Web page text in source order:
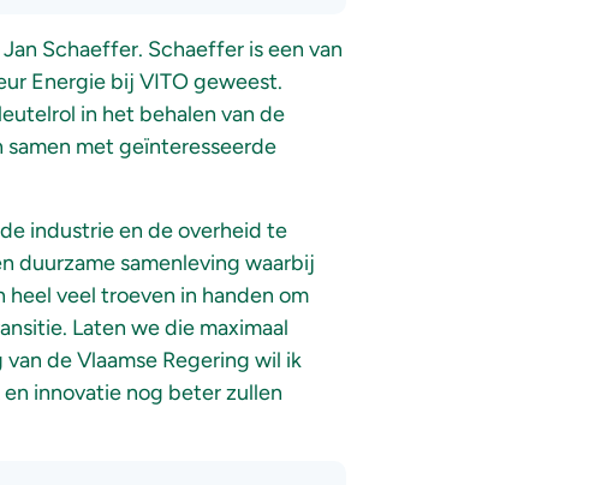
Schaeffer. Schaeffer is een van
Energie bij VITO geweest.
in het behalen van de
met geïnteresseerde
industrie en de overheid te
duurzame samenleving waarbij
veel troeven in handen om
Laten we die maximaal
de Vlaamse Regering wil ik
innovatie nog beter zullen